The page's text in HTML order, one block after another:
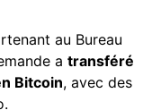
au Bureau
a transféré
Bitcoin, avec des